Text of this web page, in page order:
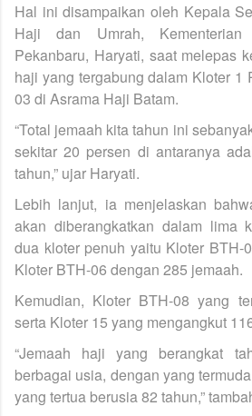
Hal ini disampaikan oleh Kepala
Haji dan Umrah, Kementerian
Pekanbaru, Haryati, saat melepas
haji yang tergabung dalam Kloter 1
03 di Asrama Haji Batam.
“Total jemaah kita tahun ini
sekitar 20 persen di antaranya
tahun,” ujar Haryati.
Lebih lanjut, ia menjelaskan
akan diberangkatkan dalam lima
dua kloter penuh yaitu Kloter BTH-
Kloter BTH-06 dengan 285 jemaah.
Kemudian, Kloter BTH-08 yang
serta Kloter 15 yang mengangkut
“Jemaah haji yang berangkat
berbagai usia, dengan yang
yang tertua berusia 82 tahun,”